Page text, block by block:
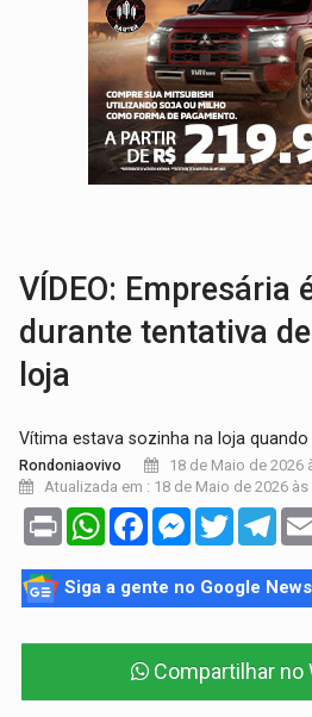
GRAVE:Homem é
VÍDEO:Denarc e Receita
OPERAÇÃO DA PC:
ENTRADA GRATUITA:
VÍDEO: ​Empresária
durante tentativa
loja
Vítima estava sozinha na loja
Rondoniaovivo
18 de Maio de 2026
Atualizada em : 18 de Maio de 2026 às
Print WhatsAppFacebookMessenger
Twitter
Siga a gente no Google News
Compartilhar no